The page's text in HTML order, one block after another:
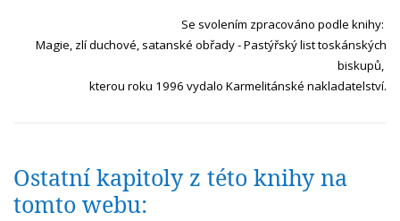
Se svolením zpracováno podle knihy:
Magie, zlí duchové, satanské obřady - Pastýřský list toskánských
biskupů,
kterou roku 1996 vydalo Karmelitánské nakladatelství.
Ostatní kapitoly z této knihy na
tomto webu: